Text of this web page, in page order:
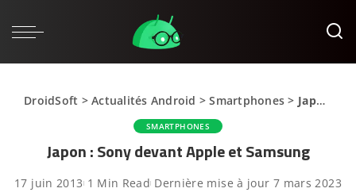
DroidSoft >Actualités Android >Smartphones > Japon : Sony devant Apple et Samsung
SMARTPHONES
Japon : Sony devant Apple et Samsung
17 juin 2013 1 Min Read Dernière mise à jour 7 mars 2023